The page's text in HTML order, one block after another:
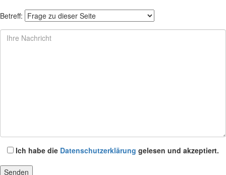
Betreff:
Ich habe die Datenschutzerklärung gelesen und akzeptiert.